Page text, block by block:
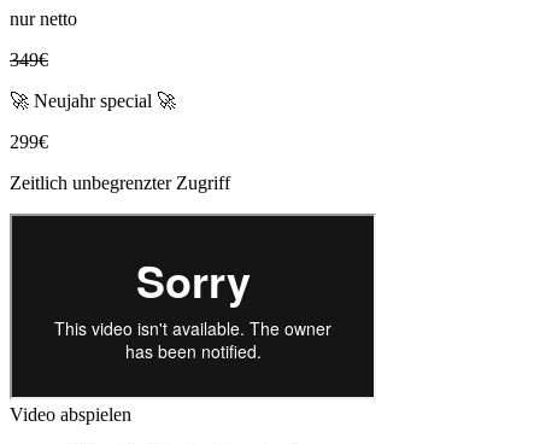
nur netto
349€
🚀 Neujahr special 🚀
299€
Zeitlich unbegrenzter Zugriff
Video abspielen